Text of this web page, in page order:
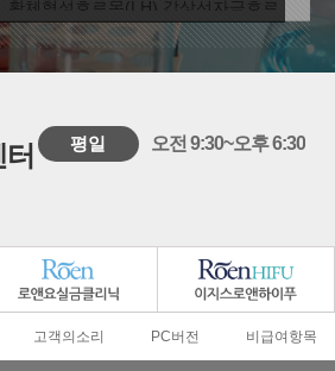
황체형성호르몬(LH),갑상선자극호르
T4))
평일 오전 9:30~오후 6:30
고객의소리 PC버전 비급여항목